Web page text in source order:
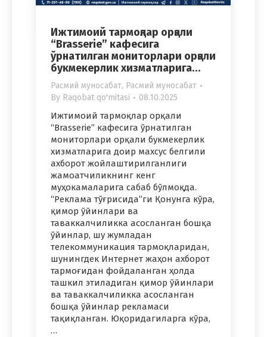
Ижтимоий тармоқлар орқали
“Brasserie” кафесига
ўрнатилган мониторлари орқали
букмекерлик хизматларига…
Расмий муносабат, Расмий муносабат
By Raqobat qo'mitasi 08.10.2025
Ижтимоий тармоқлар орқали
“Brasserie” кафесига ўрнатилган
мониторлари орқали букмекерлик
хизматларига доир махсус белгили
ахборот жойлаштирилганлиги
жамоатчиликнинг кенг
муҳокамаларига сабаб бўлмоқда.
“Реклама тўғрисида”ги Қонунга кўра,
қимор ўйинлари ва
таваккалчиликка асосланган бошқа
ўйинлар, шу жумладан
телекоммуникация тармоқларидан,
шунингдек Интернет жаҳон ахборот
тармоғидан фойдаланган ҳолда
ташкил этиладиган қимор ўйинлари
ва таваккалчиликка асосланган
бошқа ўйинлар рекламаси
тақиқланган. Юқоридагиларга кўра,
…